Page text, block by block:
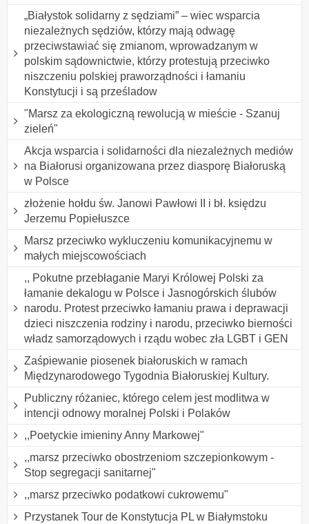
„Białystok solidarny z sędziami” – wiec wsparcia
niezależnych sędziów, którzy mają odwagę
przeciwstawiać się zmianom, wprowadzanym w
polskim sądownictwie, którzy protestują przeciwko
niszczeniu polskiej praworządności i łamaniu
Konstytucji i są prześladow
"Marsz za ekologiczną rewolucją w mieście - Szanuj
zieleń"
Akcja wsparcia i solidarności dla niezależnych mediów
na Białorusi organizowana przez diasporę Białoruską
w Polsce
złożenie hołdu św. Janowi Pawłowi II i bł. księdzu
Jerzemu Popiełuszce
Marsz przeciwko wykluczeniu komunikacyjnemu w
małych miejscowościach
,, Pokutne przebłaganie Maryi Królowej Polski za
łamanie dekalogu w Polsce i Jasnogórskich ślubów
narodu. Protest przeciwko łamaniu prawa i deprawacji
dzieci niszczenia rodziny i narodu, przeciwko bierności
władz samorządowych i rządu wobec zła LGBT i GEN
Zaśpiewanie piosenek białoruskich w ramach
Międzynarodowego Tygodnia Białoruskiej Kultury.
Publiczny różaniec, którego celem jest modlitwa w
intencji odnowy moralnej Polski i Polaków
,,Poetyckie imieniny Anny Markowej"
,,marsz przeciwko obostrzeniom szczepionkowym -
Stop segregacji sanitarnej"
,,marsz przeciwko podatkowi cukrowemu"
Przystanek Tour de Konstytucja PL w Białymstoku